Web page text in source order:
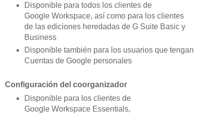
Disponible para todos los clientes de
Google Workspace, así como para los clientes
de las ediciones heredadas de G Suite Basic y
Business
Disponible también para los usuarios que tengan
Cuentas de Google personales
Configuración del coorganizador
Disponible para los clientes de
Google Workspace Essentials,